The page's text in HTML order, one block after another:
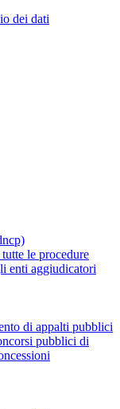
dei dati
le procedure
enti aggiudicatori
di appalti pubblici
pubblici di